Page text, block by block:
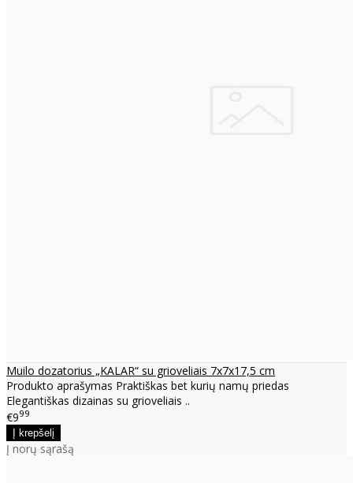
Muilo dozatorius „KALAR“ su grioveliais 7x7x17,5 cm
Produkto aprašymas Praktiškas bet kurių namų priedas
Elegantiškas dizainas su grioveliais ..
€999
Į norų sąrašą